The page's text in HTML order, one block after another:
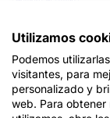
Utilizamos
Podemos
visitantes, para
personalizado y
web. Para obtener